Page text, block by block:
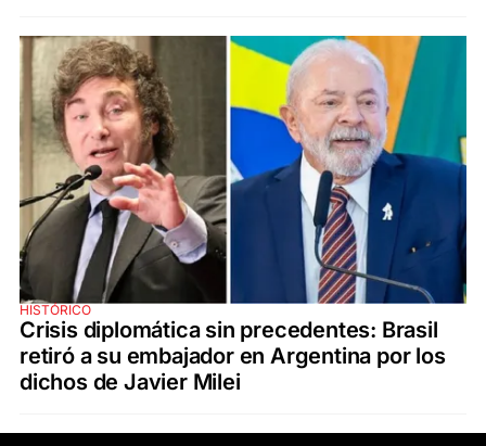
HISTÓRICO
Crisis diplomática sin precedentes: Brasil
retiró a su embajador en Argentina por los
dichos de Javier Milei